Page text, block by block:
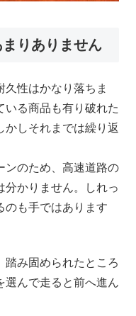
りありません
性はかなり落ちま
いる商品も有り破れた
かしそれまでは繰り返
ンのため、高速道路の
分かりません。しれっ
のも手ではあります
踏み固められたところ
選んで走ると前へ進ん